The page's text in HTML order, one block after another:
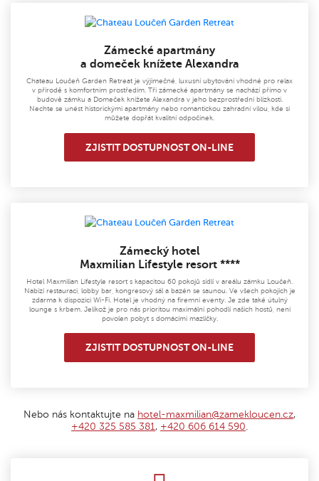
Zámecké apartmány
a domeček knížete Alexandra
Chateau Loučeň Garden Retreat je výjimečné, luxusní ubytování vhodné pro relax
v přírodě s komfortním prostředím. Tři zámecké apartmány se nachází přímo v
budově zámku a Domeček knížete Alexandra v jeho bezprostřední blízkosti.
Nechte se unést historickými apartmány nebo romantickou zahradní vilou, kde si
můžete dopřát kvalitní odpočinek.
ZJISTIT DOSTUPNOST ON-LINE
Zámecký hotel
Maxmilian Lifestyle resort ****
Hotel Maxmilian Lifestyle resort s kapacitou 60 pokojů sídlí v areálu zámku Loučeň.
Nabízí restauraci, lobby bar, kongresový sál a bazén se saunou. Ve všech pokojích je
zdarma k dispozici Wi-Fi. Hotel je vhodný na firemní eventy. Je zde také útulný
lounge s krbem. Jelikož je pro nás prioritou maximální pohodlí našich hostů, není
povolen pobyt s domácími mazlíčky.
ZJISTIT DOSTUPNOST ON-LINE
Nebo nás kontaktujte na hotel-maxmilian@zamekloucen.cz,
+420 325 585 381 , +420 606 614 590